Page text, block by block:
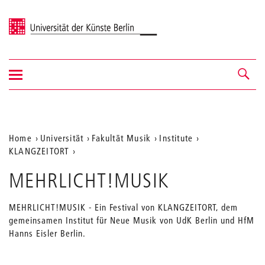
Universität der Künste Berlin
Navigation &
Navigation
ein-/ausblenden
Aktuelle
Position
auf
Webseite
Home Universität Fakultät Musik
Institute
KLANGZEITORT
MEHRLICHT!MUSIK
MEHRLICHT!MUSIK - Ein Festival von KLANGZEITORT, dem
gemeinsamen Institut für Neue Musik von UdK Berlin und HfM
Hanns Eisler Berlin.